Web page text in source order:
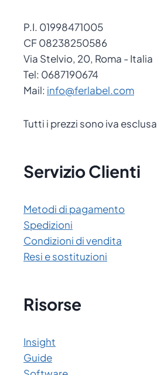
P.I. 01998471005
CF 08238250586
Via Stelvio, 20, Roma - Italia
Tel: 0687190674
Mail: info@ferlabel.com
Tutti i prezzi sono iva esclusa
Servizio Clienti
Metodi di pagamento
Spedizioni
Condizioni di vendita
Resi e sostituzioni
Risorse
Insight
Guide